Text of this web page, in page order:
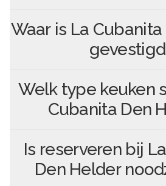
Waar is La
Welk type keuken
Cubanita Den
Is reserveren bij
Den Helder